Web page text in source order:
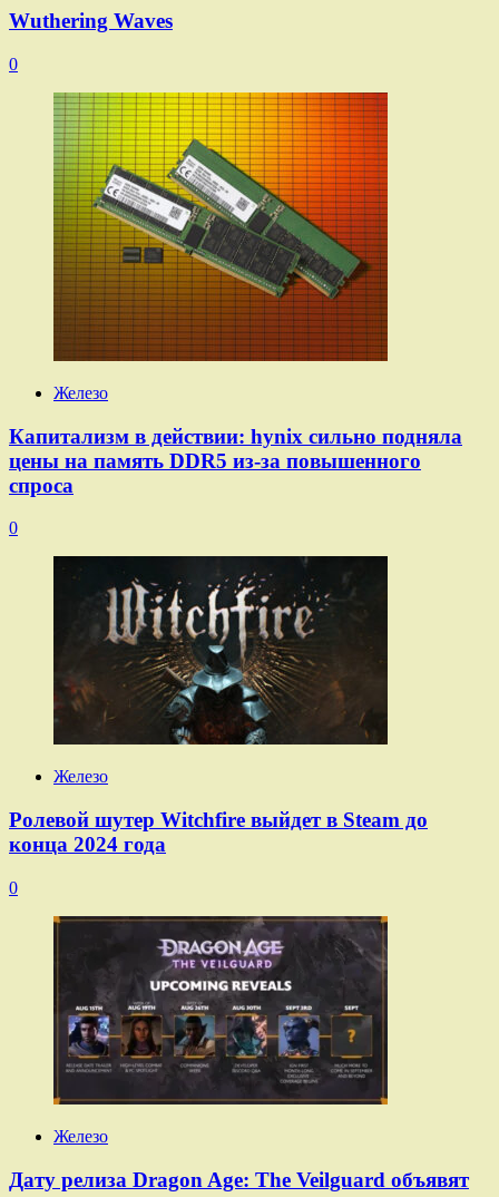
Wuthering Waves
0
Железо
Капитализм в действии: hynix сильно подняла
цены на память DDR5 из-за повышенного
спроса
0
Железо
Ролевой шутер Witchfire выйдет в Steam до
конца 2024 года
0
Железо
Дату релиза Dragon Age: The Veilguard объявят